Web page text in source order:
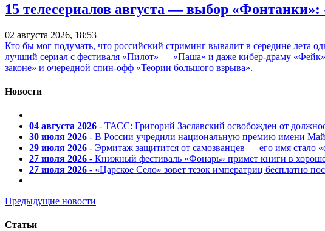
15 телесериалов августа — выбор
02 августа 2026, 18:53
Кто бы мог подумать, что российский стриминг вывалит в середине
лучший сериал с фестиваля «Пилот» — «Паша» и даже кибер-драму
законе» и очередной спин-офф «Теории большого взрыва».
Новости
04 августа 2026 - ТАСС: Григорий Заславский освобожден от
30 июля 2026 - В России учредили национальную премию имени
29 июля 2026 - Эрмитаж защитится от самозванцев — его имя стало
27 июля 2026 - Книжный фестиваль «Фонарь» примет книги в
27 июля 2026 - «Царское Село» зовет тезок императриц бесплатно
Предыдущие новости
Статьи